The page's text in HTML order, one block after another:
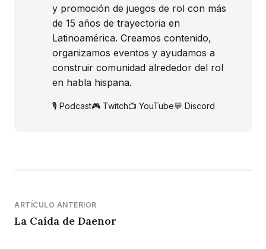
y promoción de juegos de rol con más
de 15 años de trayectoria en
Latinoamérica. Creamos contenido,
organizamos eventos y ayudamos a
construir comunidad alrededor del rol
en habla hispana.
🎙️ Podcast🎮 Twitch📺 YouTube💬 Discord
ARTÍCULO ANTERIOR
La Caída de Daenor